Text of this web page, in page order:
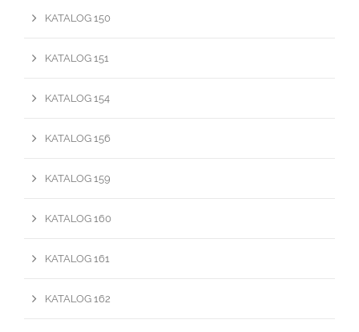
KATALOG 150
KATALOG 151
KATALOG 154
KATALOG 156
KATALOG 159
KATALOG 160
KATALOG 161
KATALOG 162